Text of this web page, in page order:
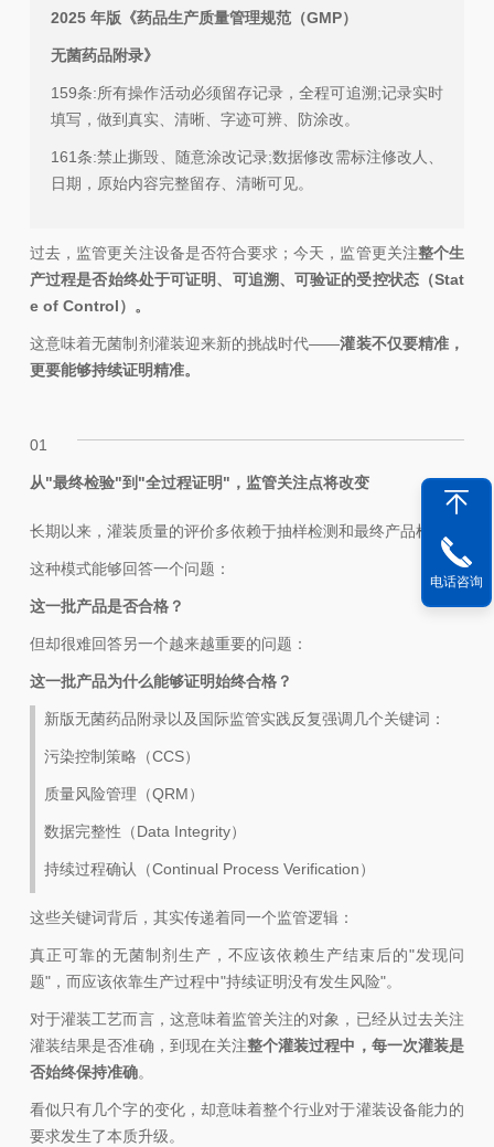
2025 年版《药品生产质量管理规范（GMP）
无菌药品附录》
159条:所有操作活动必须留存记录，全程可追溯;记录实时
填写，做到真实、清晰、字迹可辨、防涂改。
161条:禁止撕毁、随意涂改记录;数据修改需标注修改人、
日期，原始内容完整留存、清晰可见。
过去，监管更关注设备是否符合要求；今天，监管更关注整个生
产过程是否始终处于可证明、可追溯、可验证的受控状态（Stat
e of Control）。
这意味着无菌制剂灌装迎来新的挑战时代——灌装不仅要精准，
更要能够持续证明精准。
01
从"最终检验"到"全过程证明"，监管关注点将改变
长期以来，灌装质量的评价多依赖于抽样检测和最终产品检验。
这种模式能够回答一个问题：
这一批产品是否合格？
但却很难回答另一个越来越重要的问题：
这一批产品为什么能够证明始终合格？
新版无菌药品附录以及国际监管实践反复强调几个关键词：
污染控制策略（CCS）
质量风险管理（QRM）
数据完整性（Data Integrity）
持续过程确认（Continual Process Verification）
这些关键词背后，其实传递着同一个监管逻辑：
真正可靠的无菌制剂生产，不应该依赖生产结束后的"发现问
题"，而应该依靠生产过程中"持续证明没有发生风险"。
对于灌装工艺而言，这意味着监管关注的对象，已经从过去关注
灌装结果是否准确，到现在关注整个灌装过程中，每一次灌装是
否始终保持准确。
看似只有几个字的变化，却意味着整个行业对于灌装设备能力的
要求发生了本质升级。
电话咨询